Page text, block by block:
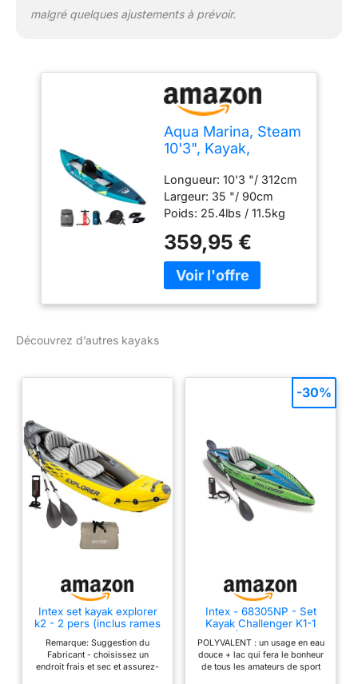
malgré quelques ajustements à prévoir.
Aqua Marina, Steam
10'3", Kayak,
Adultes Unisexes
Longueur: 10'3 "/ 312cm
Largeur: 35 "/ 90cm
Poids: 25.4lbs / 11.5kg
242LBS / 110kg; Max.
Passagers: 1 Chambres
d'air: 2 + 1; Vannes de
359,95 €
Découvrez d’autres kayaks
Intex set kayak explorer
k2 - 2 pers (inclus rames
et gonfleur)
Remarque: Suggestion du
Fabricant - choisissez un
endroit frais et sec et assurez-
Intex - 68305NP - Set
Kayak Challenger K1-1
Pers (Inclus Rame Et
Gonfleur)
POLYVALENT : un usage en eau
douce + lac qui fera le bonheur
de tous les amateurs de sport
-30%